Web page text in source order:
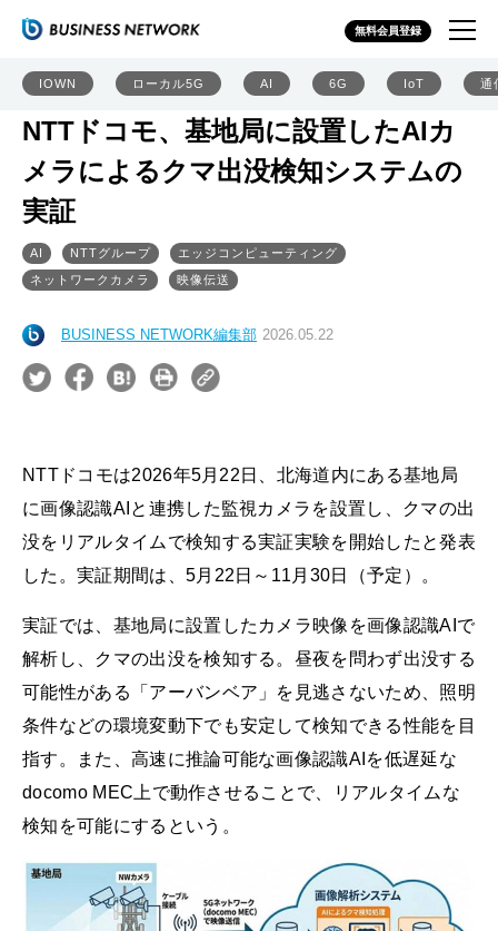
無料会員登録
IOWN ローカル5G AI 6G IoT 通
NTTドコモ、基地局に設置したAIカ
メラによるクマ出没検知システムの
実証
AI NTTグループ
エッジコンピューティング
ネットワークカメラ
映像伝送
BUSINESS NETWORK編集部 2026.05.22
NTTドコモは2026年5月22日、北海道内にある基地局
に画像認識AIと連携した監視カメラを設置し、クマの出
没をリアルタイムで検知する実証実験を開始したと発表
した。実証期間は、5月22日～11月30日（予定）。
実証では、基地局に設置したカメラ映像を画像認識AIで
解析し、クマの出没を検知する。昼夜を問わず出没する
可能性がある「アーバンベア」を見逃さないため、照明
条件などの環境変動下でも安定して検知できる性能を目
指す。また、高速に推論可能な画像認識AIを低遅延な
docomo MEC上で動作させることで、リアルタイムな
検知を可能にするという。